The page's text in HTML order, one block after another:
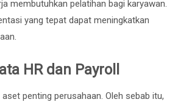
membutuhkan pelatihan bagi karyawan.
yang tepat dapat meningkatkan
HR dan Payroll
penting perusahaan. Oleh sebab itu,